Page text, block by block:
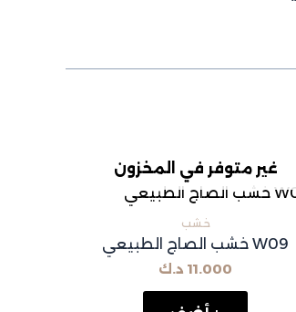
غير متوفر في المخزون
خشب
W09 خشب الصاج الطبيعي
11.000 د.ك